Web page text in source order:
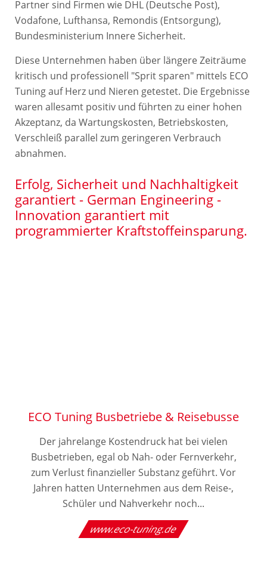
Partner sind Firmen wie DHL (Deutsche Post),
Vodafone, Lufthansa, Remondis (Entsorgung),
Bundesministerium Innere Sicherheit.
Diese Unternehmen haben über längere Zeiträume
kritisch und professionell "Sprit sparen" mittels ECO
Tuning auf Herz und Nieren getestet. Die Ergebnisse
waren allesamt positiv und führten zu einer hohen
Akzeptanz, da Wartungskosten, Betriebskosten,
Verschleiß parallel zum geringeren Verbrauch
abnahmen.
Erfolg, Sicherheit und Nachhaltigkeit
garantiert - German Engineering -
Innovation garantiert mit
programmierter Kraftstoffeinsparung.
ECO Tuning Busbetriebe & Reisebusse
Der jahrelange Kostendruck hat bei vielen
Busbetrieben, egal ob Nah- oder Fernverkehr,
zum Verlust finanzieller Substanz geführt. Vor
Jahren hatten Unternehmen aus dem Reise-,
Schüler und Nahverkehr noch...
www.eco-tuning.de